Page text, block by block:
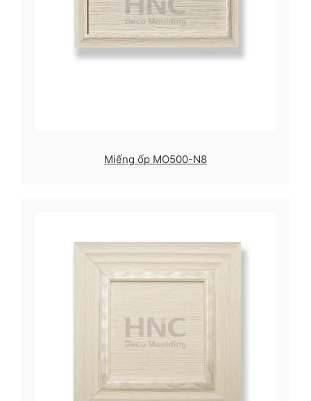
Miếng ốp MO500-N8